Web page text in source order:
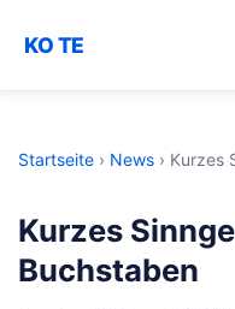
KO TE
Startseite › News › Kurzes
Kurzes
Buchstaben